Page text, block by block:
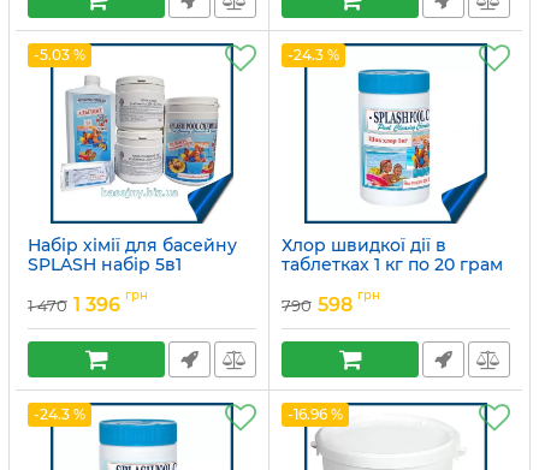
-5.03 %
Набір хімії для басейну
SPLASH набір 5в1
1 470 1 396 грн
-24.3 %
Хлор швидкої дії в
таблетках 1 кг по 20 грам
790 598 грн
-24.3 % -16.96 %